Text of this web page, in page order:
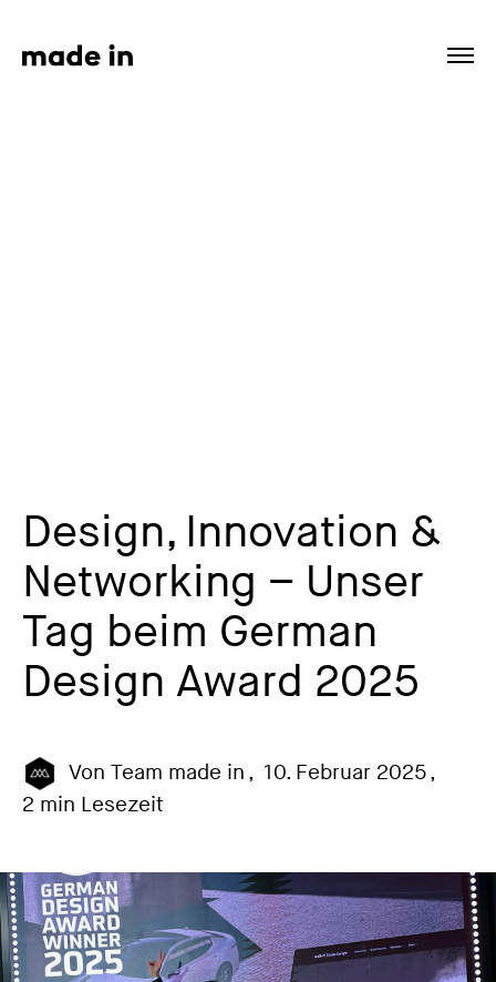
Design, Innovation &
Networking – Unser
Tag beim German
Design Award 2025
Von Team made in , 10. Februar 2025,
2 min Lesezeit